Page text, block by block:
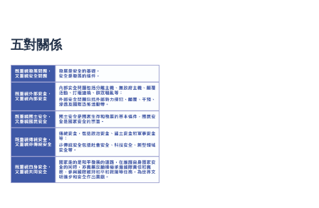
五對關係